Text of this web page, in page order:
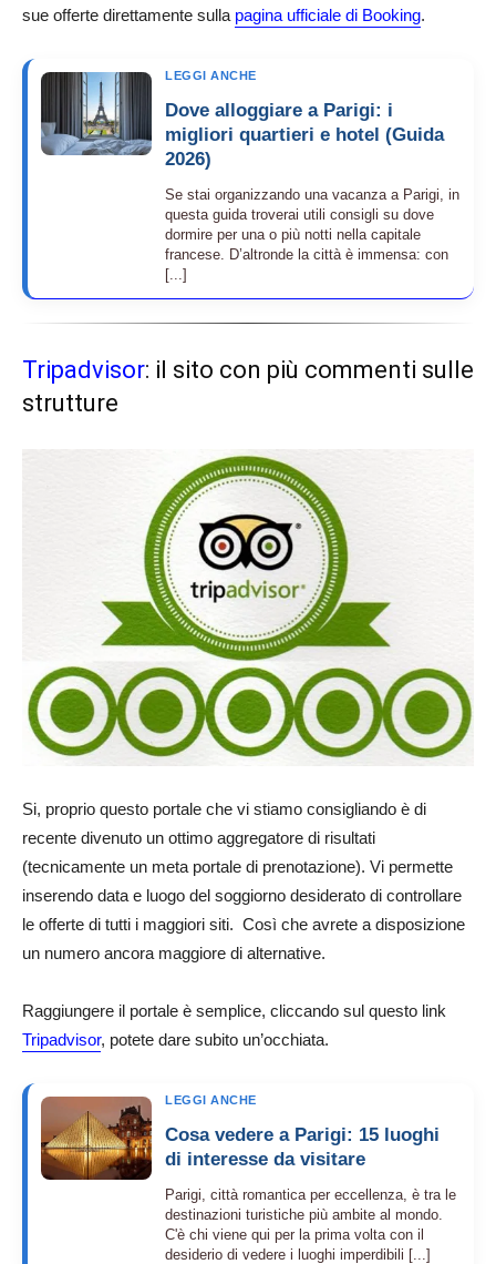
sue offerte direttamente sulla pagina ufficiale di Booking.
LEGGI ANCHE
Dove alloggiare a Parigi: i
migliori quartieri e hotel (Guida
2026)
Se stai organizzando una vacanza a Parigi, in
questa guida troverai utili consigli su dove
dormire per una o più notti nella capitale
francese. D’altronde la città è immensa: con
[...]
Tripadvisor: il sito con più commenti sulle
strutture
Si, proprio questo portale che vi stiamo consigliando è di
recente divenuto un ottimo aggregatore di risultati
(tecnicamente un meta portale di prenotazione). Vi permette
inserendo data e luogo del soggiorno desiderato di controllare
le offerte di tutti i maggiori siti. Così che avrete a disposizione
un numero ancora maggiore di alternative.
Raggiungere il portale è semplice, cliccando sul questo link
Tripadvisor, potete dare subito un’occhiata.
LEGGI ANCHE
Cosa vedere a Parigi: 15 luoghi
di interesse da visitare
Parigi, città romantica per eccellenza, è tra le
destinazioni turistiche più ambite al mondo.
C'è chi viene qui per la prima volta con il
desiderio di vedere i luoghi imperdibili [...]